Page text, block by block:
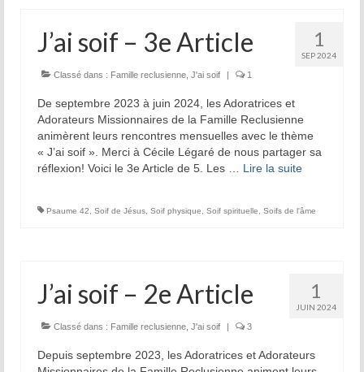
1
SEP 2024
J’ai soif – 3e Article
Classé dans : Famille reclusienne, J'ai soif 1
De septembre 2023 à juin 2024, les Adoratrices et
Adorateurs Missionnaires de la Famille Reclusienne
animèrent leurs rencontres mensuelles avec le thème
« J’ai soif ». Merci à Cécile Légaré de nous partager sa
réflexion! Voici le 3e Article de 5. Les … Lire la suite­­
Psaume 42, Soif de Jésus, Soif physique, Soif spirituelle, Soifs de l'âme
1
JUIN 2024
J’ai soif – 2e Article
Classé dans : Famille reclusienne, J'ai soif 3
Depuis septembre 2023, les Adoratrices et Adorateurs